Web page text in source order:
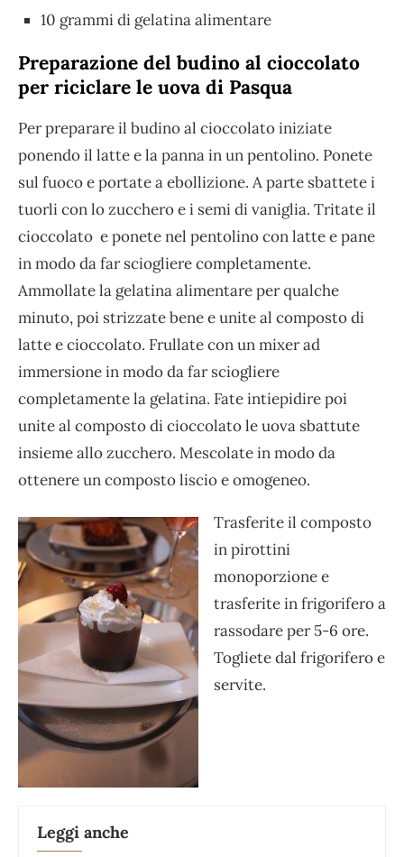
10 grammi di gelatina alimentare
Preparazione del budino al cioccolato
per riciclare le uova di Pasqua
Per preparare il budino al cioccolato iniziate
ponendo il latte e la panna in un pentolino. Ponete
sul fuoco e portate a ebollizione. A parte sbattete i
tuorli con lo zucchero e i semi di vaniglia. Tritate il
cioccolato e ponete nel pentolino con latte e pane
in modo da far sciogliere completamente.
Ammollate la gelatina alimentare per qualche
minuto, poi strizzate bene e unite al composto di
latte e cioccolato. Frullate con un mixer ad
immersione in modo da far sciogliere
completamente la gelatina. Fate intiepidire poi
unite al composto di cioccolato le uova sbattute
insieme allo zucchero. Mescolate in modo da
ottenere un composto liscio e omogeneo.
Trasferite il composto
in pirottini
monoporzione e
trasferite in frigorifero a
rassodare per 5-6 ore.
Togliete dal frigorifero e
servite.
Leggi anche